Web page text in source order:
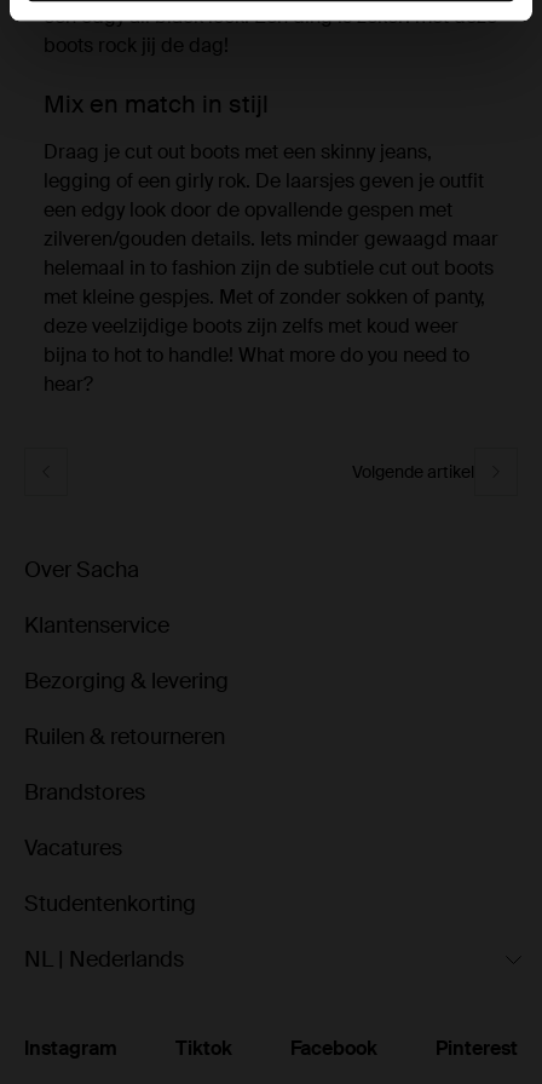
een edgy all black look. Eén ding is zeker: met deze
boots rock jij de dag!
Mix en match in stijl
Draag je cut out boots met een skinny jeans,
legging of een girly rok. De laarsjes geven je outfit
een edgy look door de opvallende gespen met
zilveren/gouden details. Iets minder gewaagd maar
helemaal in to fashion zijn de subtiele cut out boots
met kleine gespjes. Met of zonder sokken of panty,
deze veelzijdige boots zijn zelfs met koud weer
bijna to hot to handle! What more do you need to
hear?
Volgende artikel
Over Sacha
Klantenservice
Bezorging & levering
Ruilen & retourneren
Brandstores
Vacatures
Studentenkorting
NL | Nederlands
Instagram Tiktok Facebook Pinterest